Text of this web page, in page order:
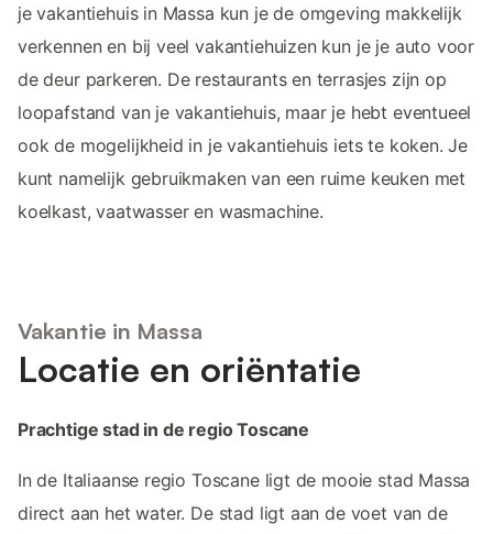
je vakantiehuis in Massa kun je de omgeving makkelijk
verkennen en bij veel vakantiehuizen kun je je auto voor
de deur parkeren. De restaurants en terrasjes zijn op
loopafstand van je vakantiehuis, maar je hebt eventueel
ook de mogelijkheid in je vakantiehuis iets te koken. Je
kunt namelijk gebruikmaken van een ruime keuken met
koelkast, vaatwasser en wasmachine.
Vakantie in Massa
Locatie en oriëntatie
Prachtige stad in de regio Toscane
In de Italiaanse regio Toscane ligt de mooie stad Massa
direct aan het water. De stad ligt aan de voet van de